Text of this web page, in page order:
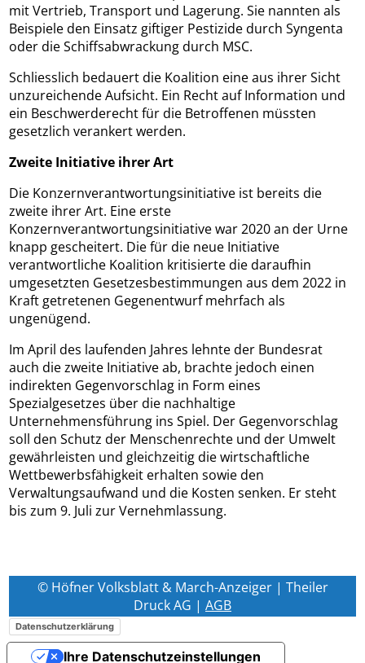
mit Vertrieb, Transport und Lagerung. Sie nannten als
Beispiele den Einsatz giftiger Pestizide durch Syngenta
oder die Schiffsabwrackung durch MSC.
Schliesslich bedauert die Koalition eine aus ihrer Sicht
unzureichende Aufsicht. Ein Recht auf Information und
ein Beschwerderecht für die Betroffenen müssten
gesetzlich verankert werden.
Zweite Initiative ihrer Art
Die Konzernverantwortungsinitiative ist bereits die
zweite ihrer Art. Eine erste
Konzernverantwortungsinitiative war 2020 an der Urne
knapp gescheitert. Die für die neue Initiative
verantwortliche Koalition kritisierte die daraufhin
umgesetzten Gesetzesbestimmungen aus dem 2022 in
Kraft getretenen Gegenentwurf mehrfach als
ungenügend.
Im April des laufenden Jahres lehnte der Bundesrat
auch die zweite Initiative ab, brachte jedoch einen
indirekten Gegenvorschlag in Form eines
Spezialgesetzes über die nachhaltige
Unternehmensführung ins Spiel. Der Gegenvorschlag
soll den Schutz der Menschenrechte und der Umwelt
gewährleisten und gleichzeitig die wirtschaftliche
Wettbewerbsfähigkeit erhalten sowie den
Verwaltungsaufwand und die Kosten senken. Er steht
bis zum 9. Juli zur Vernehmlassung.
© Höfner Volksblatt & March-Anzeiger | Theiler
Druck AG | AGB
Datenschutzerklärung
Ihre Datenschutzeinstellungen